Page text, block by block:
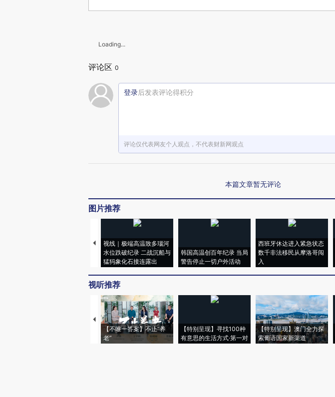
Loading...
评论区 0
登录后发表评论得积分
评论仅代表网友个人观点，不代表财新网观点
本篇文章暂无评论
图片推荐
视线｜极端高温致多瑙河
水位跌破纪录 二战沉船与
猛犸象化石接连露出
韩国高温创百年纪录 当局
警告停止一切户外活动
西班牙休达进入紧急状态
数千非法移民从摩洛哥闯
入
视听推荐
【不唯一答案】不止“养
老”
【特别呈现】寻找100种
有意思的生活方式·第一对
【特别呈现】澳门全力探
索葡语国家新渠道